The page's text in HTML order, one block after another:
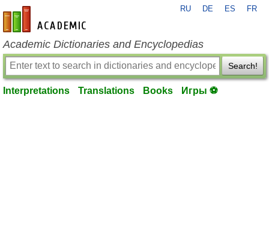
en-academic.com
RU DE ES FR
Academic Dictionaries and Encyclopedias
Search!
Interpretations Translations Books Игры ⚽